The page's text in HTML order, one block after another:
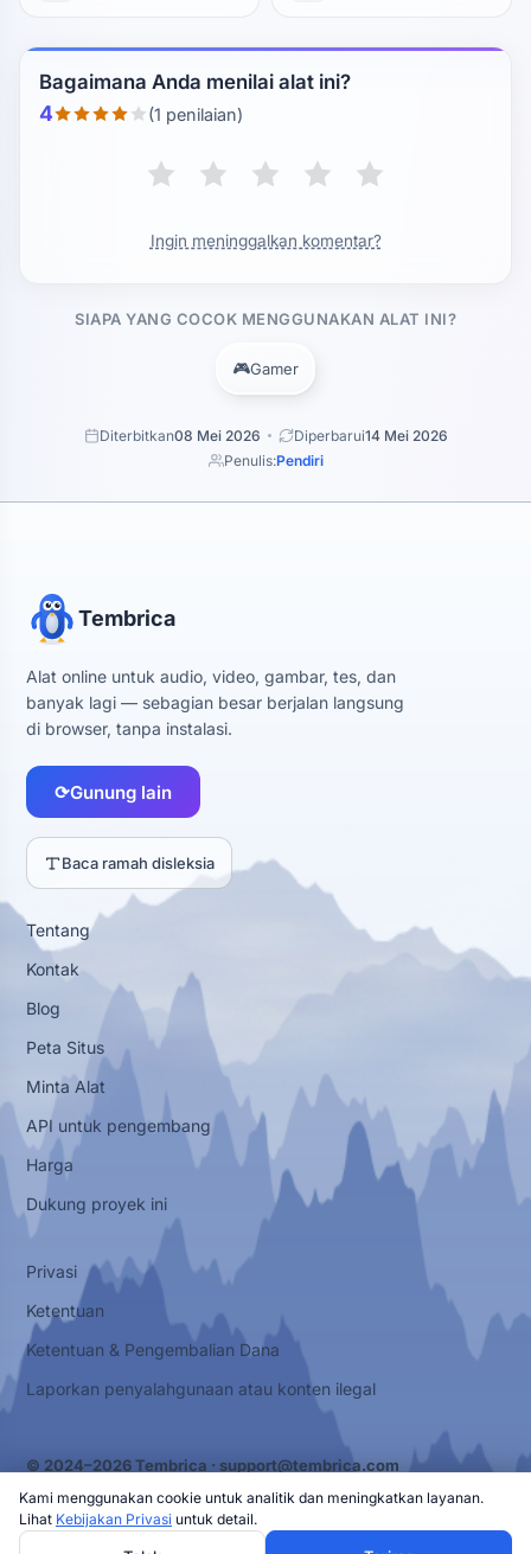
Bagaimana Anda menilai alat ini?
4 (1 penilaian)
Ingin meninggalkan komentar?
SIAPA YANG COCOK MENGGUNAKAN ALAT INI?
🎮Gamer
Diterbitkan08 Mei 2026 Diperbarui14 Mei 2026
Penulis:Pendiri
Tembrica
Alat online untuk audio, video, gambar, tes, dan
banyak lagi — sebagian besar berjalan langsung
di browser, tanpa instalasi.
⟳Gunung lain
Baca ramah disleksia
Tentang
Kontak
Blog
Peta Situs
Minta Alat
API untuk pengembang
Harga
Dukung proyek ini
Privasi
Ketentuan
Ketentuan & Pengembalian Dana
Laporkan penyalahgunaan atau konten ilegal
© 2024–2026 Tembrica · support@tembrica.com
Kami menggunakan cookie untuk analitik dan meningkatkan layanan.
Lihat Kebijakan Privasi untuk detail.